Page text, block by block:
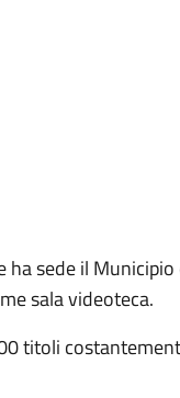
sede il
sala videoteca.
titoli